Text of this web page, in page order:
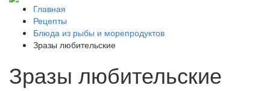
Главная
Рецепты
Блюда из рыбы и морепродуктов
Зразы любительские
Зразы любительские